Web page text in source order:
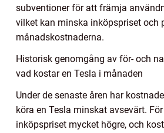
subventioner för att främja
vilket kan minska inköpspriset och
månadskostnaderna.
Historisk genomgång av för- och
vad kostar en Tesla i månaden
Under de senaste åren har
köra en Tesla minskat avsevärt.
inköpspriset mycket högre, och